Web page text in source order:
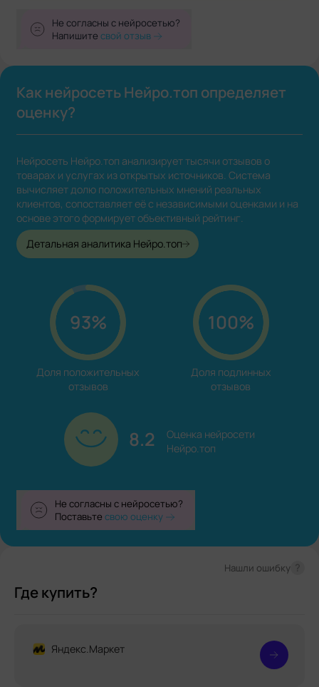
Не согласны с нейросетью?
Напишитесвой отзыв
Как нейросеть Нейро.топ определяет
оценку?
Нейросеть Нейро.топ анализирует тысячи отзывов о
товарах и услугах из открытых источников. Система
вычисляет долю положительных мнений реальных
клиентов, сопоставляет её с независимыми оценками и на
основе этого формирует объективный рейтинг.
Детальная аналитика Нейро.топ
93%
Доля положительных
отзывов
100%
Доля подлинных
отзывов
8.2
Оценка нейросети
Нейро.топ
Не согласны с нейросетью?
Поставьтесвою оценку
Где купить?
Нашли ошибку
Яндекс.Маркет